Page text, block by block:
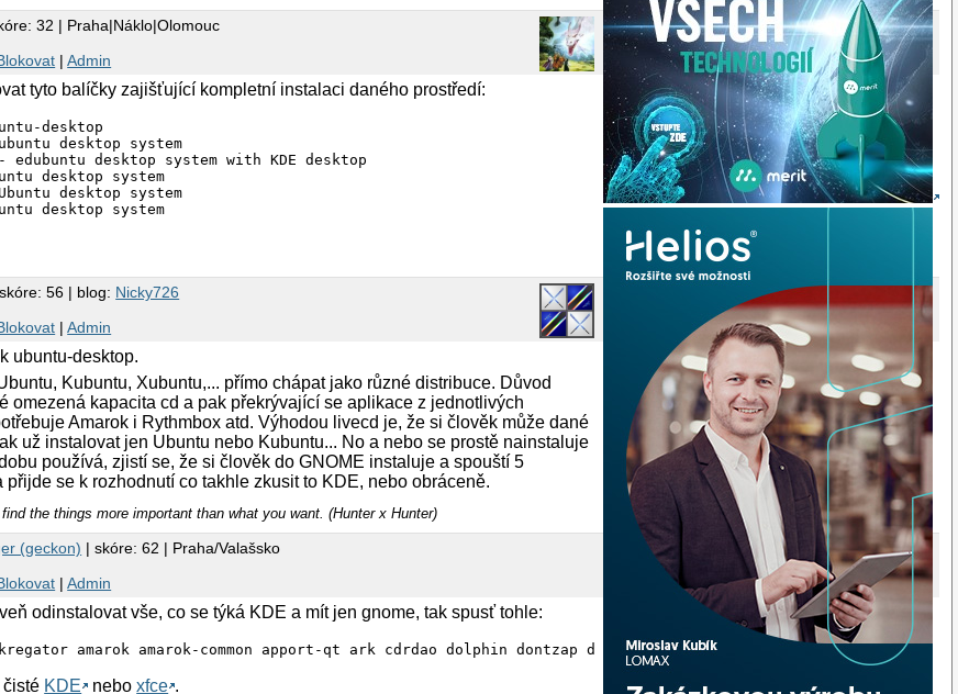
32 | Praha|Náklo|Olomouc
|Admin
tyto balíčky zajišťující kompletní instalaci daného prostředí:
desktop
desktop system
edubuntu desktop system with KDE desktop
desktop system
desktop system
56 | blog: Nicky726
|Admin
ubuntu-desktop.
Kubuntu, Xubuntu,... přímo chápat jako různé distribuce. Důvod
omezená kapacita cd a pak překrývající se aplikace z jednotlivých
Amarok i Rythmbox atd. Výhodou livecd je, že si člověk může dané
už instalovat jen Ubuntu nebo Kubuntu... No a nebo se prostě nainstaluje
používá, zjistí se, že si člověk do GNOME instaluje a spouští 5
se k rozhodnutí co takhle zkusit to KDE, nebo obráceně.
the things more important than what you want. (Hunter x Hunter)
(geckon) | skóre: 62 | Praha/Valašsko
|Admin
odinstalovat vše, co se týká KDE a mít jen gnome, tak spusť tohle:
amarok amarok-common apport-qt ark cdrdao dolphin dontzap dragonplayer exiv2 foomatic-db-
čisté KDE neboxfce .